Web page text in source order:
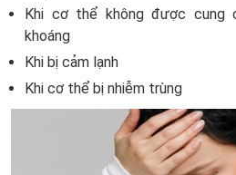
Khi cơ thể không được cung
khoáng
Khi bị cảm lạnh
Khi cơ thể bị nhiễm trùng